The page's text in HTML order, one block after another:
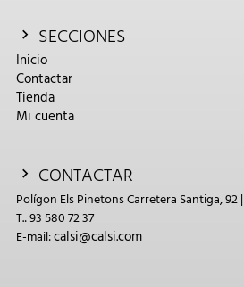
SECCIONES
Inicio
Contactar
Tienda
Mi cuenta
CONTACTAR
Polígon Els Pinetons Carretera Santiga, 92
T.: 93 580 72 37
E-mail:calsi@calsi.com